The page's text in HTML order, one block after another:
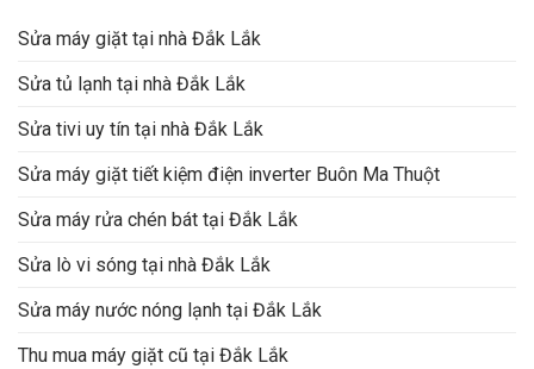
Sửa máy giặt tại nhà Đắk Lắk
Sửa tủ lạnh tại nhà Đắk Lắk
Sửa tivi uy tín tại nhà Đắk Lắk
Sửa máy giặt tiết kiệm điện inverter Buôn Ma Thuột
Sửa máy rửa chén bát tại Đắk Lắk
Sửa lò vi sóng tại nhà Đắk Lắk
Sửa máy nước nóng lạnh tại Đắk Lắk
Thu mua máy giặt cũ tại Đắk Lắk